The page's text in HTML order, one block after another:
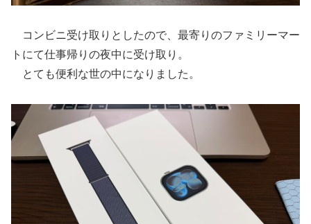
コンビニ受け取りとしたので、最寄りのファミリーマー
トにて仕事帰りの夜中に受け取り。
とても便利な世の中になりました。